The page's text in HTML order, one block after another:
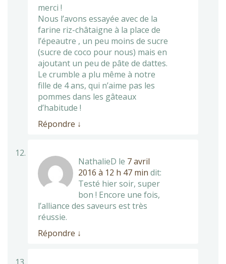
merci !
Nous l’avons essayée avec de la
farine riz-châtaigne à la place de
l’épeautre , un peu moins de sucre
(sucre de coco pour nous) mais en
ajoutant un peu de pâte de dattes.
Le crumble a plu même à notre
fille de 4 ans, qui n’aime pas les
pommes dans les gâteaux
d’habitude !
Répondre ↓
NathalieD le 7 avril
2016 à 12 h 47 min dit:
Testé hier soir, super
bon ! Encore une fois,
l’alliance des saveurs est très
réussie.
Répondre ↓